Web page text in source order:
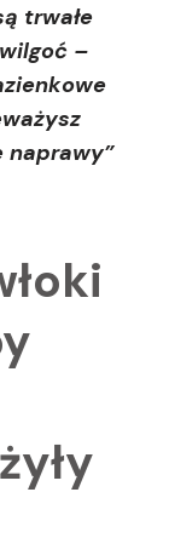
trwałe
–
naprawy”